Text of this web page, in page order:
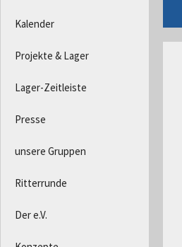
Kalender
Projekte & Lager
Lager-Zeitleiste
Presse
unsere Gruppen
Ritterrunde
Der e.V.